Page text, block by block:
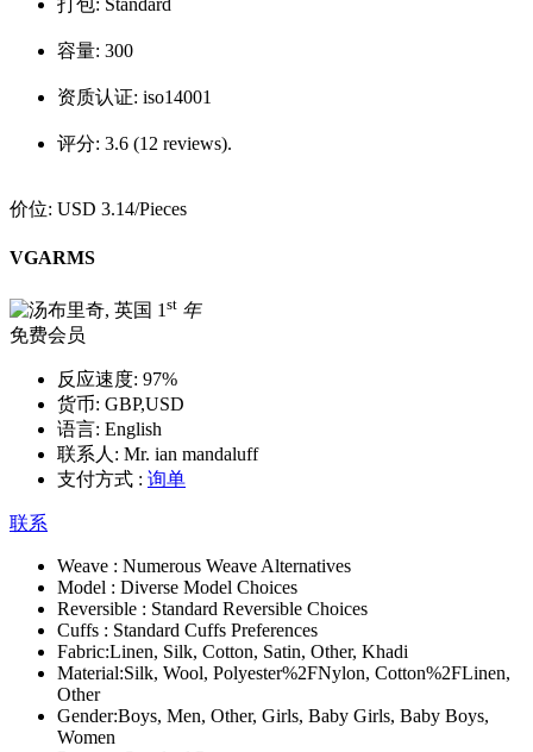
打包: Standard
容量: 300
资质认证: iso14001
评分: 3.6 (12 reviews).
价位: USD 3.14/Pieces
VGARMS
1 st 年
免费会员
反应速度: 97%
货币: GBP,USD
语言: English
联系人: Mr. ian mandaluff
支付方式 : 询单
联系
Weave : Numerous Weave Alternatives
Model : Diverse Model Choices
Reversible : Standard Reversible Choices
Cuffs : Standard Cuffs Preferences
Fabric:Linen, Silk, Cotton, Satin, Other, Khadi
Material:Silk, Wool, Polyester%2FNylon, Cotton%2FLinen,
Other
Gender:Boys, Men, Other, Girls, Baby Girls, Baby Boys,
Women